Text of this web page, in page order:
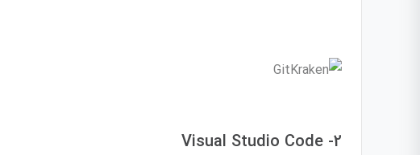
2- Visual Studio Code